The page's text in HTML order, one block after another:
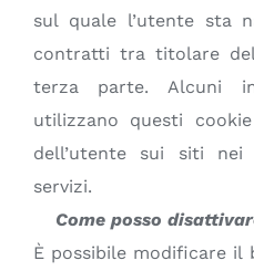
sul quale l’utente sta
contratti tra titolare
terza parte. Alcuni
utilizzano questi
dell’utente sui siti
servizi.
Come posso
È possibile modificare il